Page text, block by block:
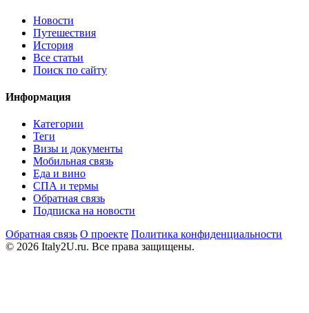
Новости
Путешествия
История
Все статьи
Поиск по сайту
Информация
Категории
Теги
Визы и документы
Мобильная связь
Еда и вино
СПА и термы
Обратная связь
Подписка на новости
Обратная связь О проекте Политика конфиденциальности
© 2026 Italy2U.ru. Все права защищены.